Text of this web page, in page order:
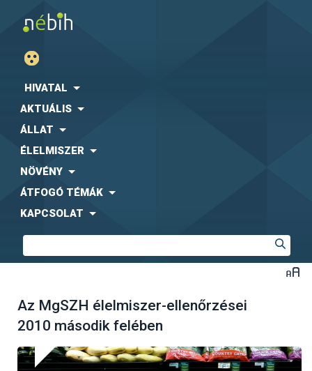
HIVATAL
AKTUÁLIS
ÁLLAT
ÉLELMISZER
NÖVÉNY
ÁTFOGÓ TÉMÁK
KAPCSOLAT
Az MgSZH élelmiszer-ellenőrzései
2010 második felében